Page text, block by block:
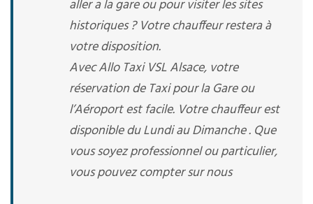
aller a la gare ou pour visiter les sites
historiques ? Votre chauffeur restera à
votre disposition.
Avec Allo Taxi VSL Alsace, votre
réservation de Taxi pour la Gare ou
l’Aéroport est facile. Votre chauffeur est
disponible du Lundi au Dimanche . Que
vous soyez professionnel ou particulier,
vous pouvez compter sur nous